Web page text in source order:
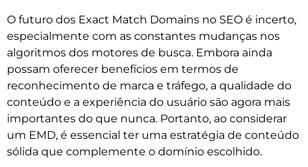
O futuro dos Exact Match Domains no SEO é incerto,
especialmente com as constantes mudanças nos
algoritmos dos motores de busca. Embora ainda
possam oferecer benefícios em termos de
reconhecimento de marca e tráfego, a qualidade do
conteúdo e a experiência do usuário são agora mais
importantes do que nunca. Portanto, ao considerar
um EMD, é essencial ter uma estratégia de conteúdo
sólida que complemente o domínio escolhido.